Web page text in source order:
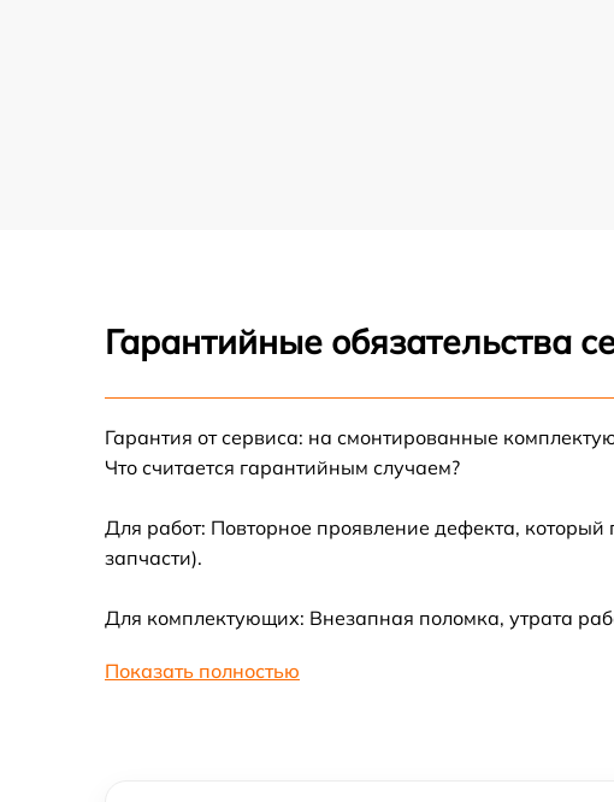
Гарантийные обязательства
Гарантия от сервиса: на смонтированные
Что считается гарантийным случаем?
Для работ: Повторное проявление дефекта,
запчасти).
Для комплектующих: Внезапная поломка, утрата
Показать полностью